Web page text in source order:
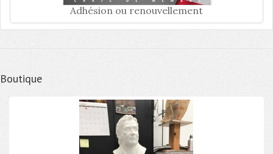
Adhésion ou renouvellement
Boutique